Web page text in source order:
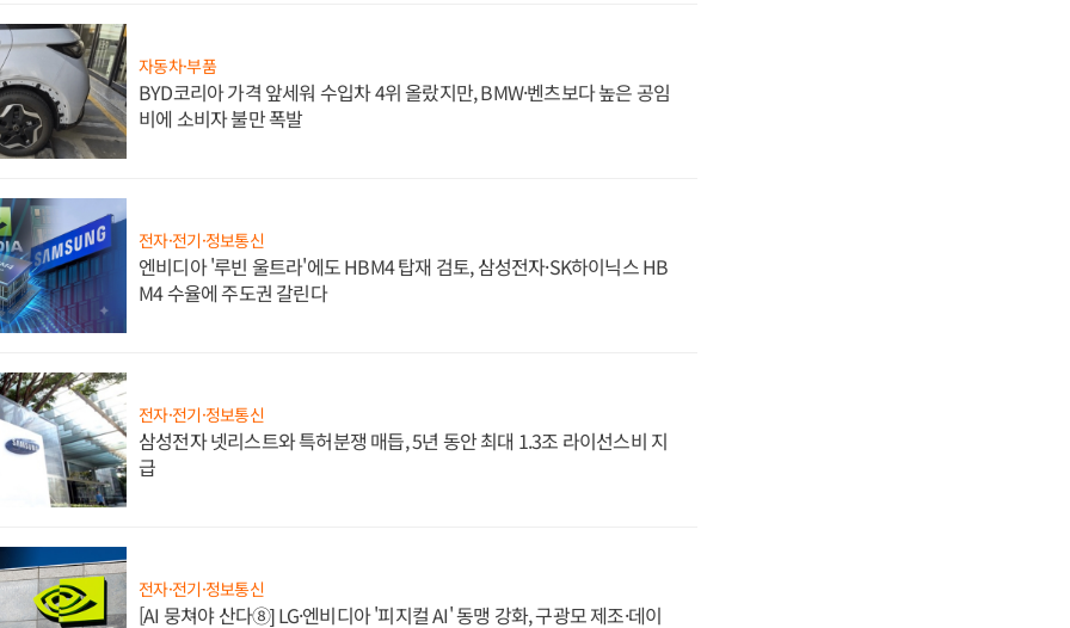
자동차·부품
BYD코리아 가격 앞세워 수입차 4위 올랐지만, BMW·벤츠보다 높은 공임
비에 소비자 불만 폭발
전자·전기·정보통신
엔비디아 '루빈 울트라'에도 HBM4 탑재 검토, 삼성전자·SK하이닉스 HB
M4 수율에 주도권 갈린다
전자·전기·정보통신
삼성전자 넷리스트와 특허분쟁 매듭, 5년 동안 최대 1.3조 라이선스비 지
급
전자·전기·정보통신
[AI 뭉쳐야 산다⑧] LG·엔비디아 '피지컬 AI' 동맹 강화, 구광모 제조·데이